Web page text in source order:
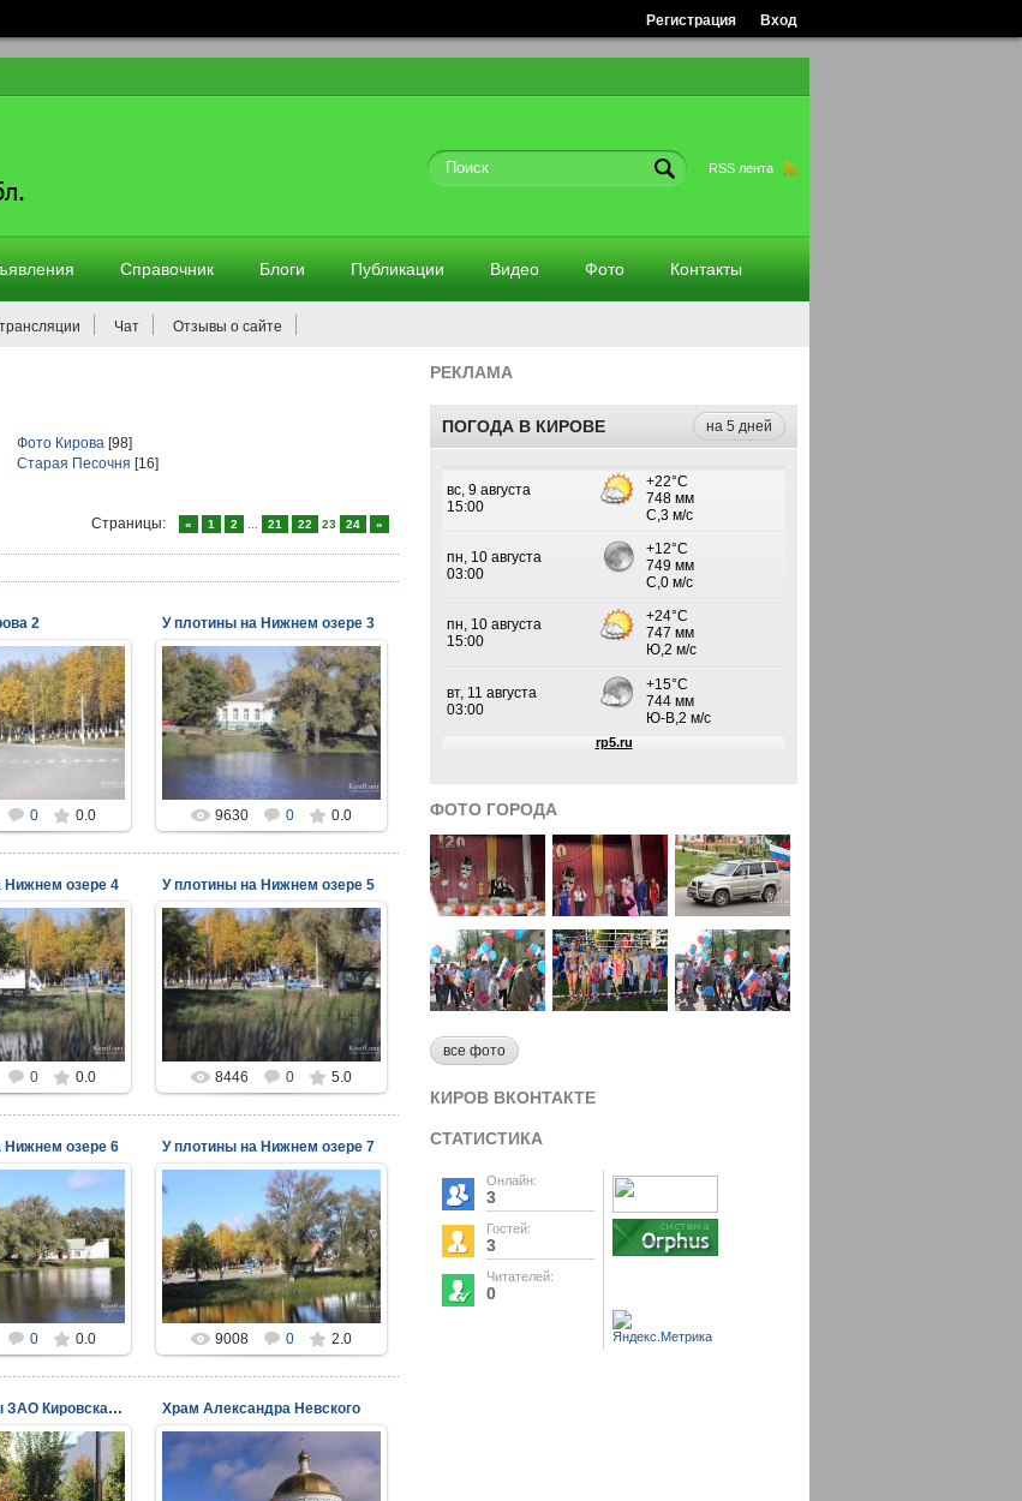
Вход
Регистрация
RSS лента
Справочник Блоги Публикации Видео Фото Контакты
Чат Отзывы о сайте
Фото Кирова [98]
Старая Песочня [16]
Страницы: « 1 2 21 22 23 24 »
2
viper
0 0.0
У плотины на Нижнем озере 3
17.11.2014
viper
9630 0 0.0
Нижнем озере 4
viper
0 0.0
У плотины на Нижнем озере 5
17.11.2014
viper
8446 0 5.0
Нижнем озере 6
viper
0 0.0
У плотины на Нижнем озере 7
17.11.2014
viper
9008 0 2.0
Аллея славы ЗАО Кировская керамика Храм Александра Невского
17.11.2014
РЕКЛАМА
ПОГОДА В КИРОВЕ на 5 дней
ФОТО ГОРОДА
все фото
КИРОВ ВКОНТАКТЕ
СТАТИСТИКА
Онлайн:
3
Гостей:
3
Читателей:
0